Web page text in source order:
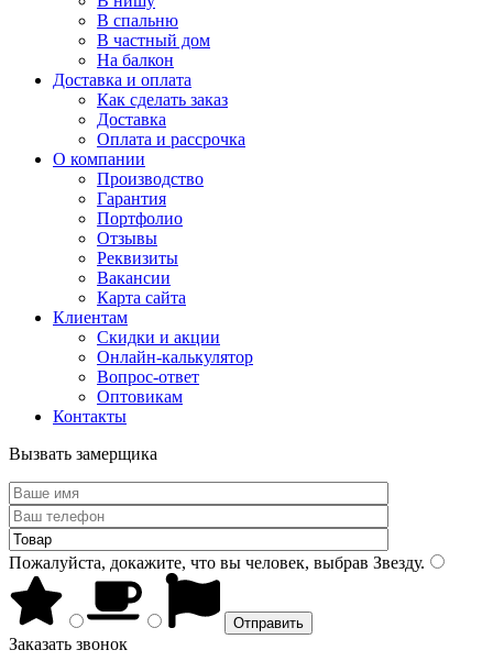
В спальню
В частный дом
На балкон
Доставка и оплата
Как сделать заказ
Доставка
Оплата и рассрочка
О компании
Производство
Гарантия
Портфолио
Отзывы
Реквизиты
Вакансии
Карта сайта
Клиентам
Скидки и акции
Онлайн-калькулятор
Вопрос-ответ
Оптовикам
Контакты
Вызвать замерщика
Пожалуйста, докажите, что вы человек, выбрав Звезду.
Заказать звонок